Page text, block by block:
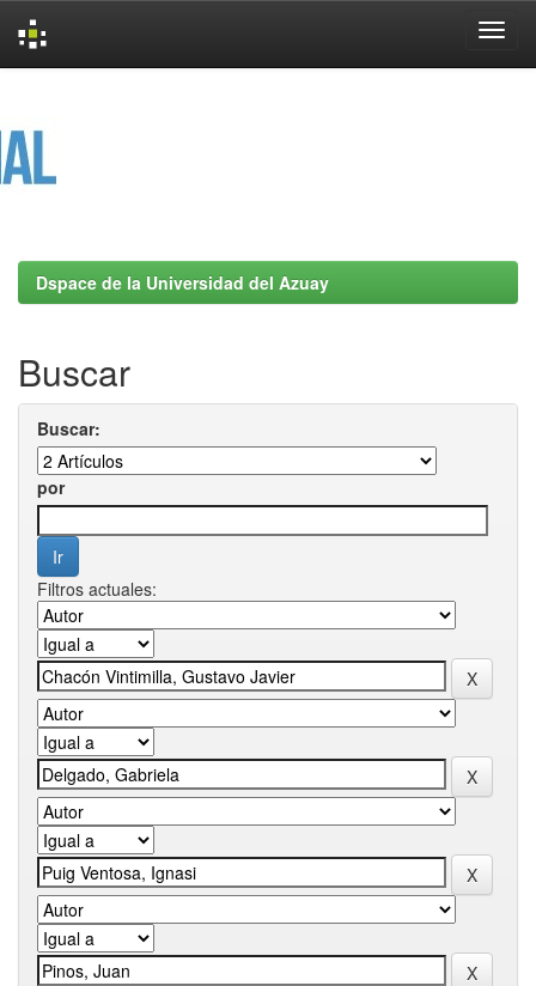
Dspace de la Universidad del Azuay
Buscar
Buscar:
por
Filtros actuales: